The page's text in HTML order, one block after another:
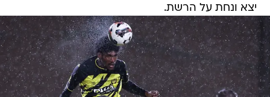
יצא ונחת על הרשת.